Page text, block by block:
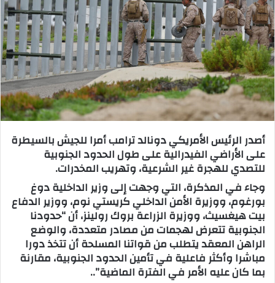
ر
ي
د
ا
إ
ل
ك
ت
و
ن
ي
ا
أصدر الرئيس الأمريكي دونالد ترامب أمرا للجيش بالسيطرة
على الأراضي الفيدرالية على طول الحدود الجنوبية
للتصدي للهجرة غير الشرعية، وتهريب المخدرات.
وجاء في المذكرة، التي وجهت إلى وزير الداخلية دوغ
بورغوم، ووزيرة الأمن الداخلي كريستي نوم، ووزير الدفاع
بيت هيغسيث، ووزيرة الزراعة بروك رولينز، أن “حدودنا
الجنوبية تتعرض لهجمات من مصادر متعددة، والوضع
الراهن المعقد يتطلب من قواتنا المسلحة أن تتخذ دورا
مباشرا وأكثر فاعلية في تأمين الحدود الجنوبية، مقارنة
بما كان عليه الأمر في الفترة الماضية”..